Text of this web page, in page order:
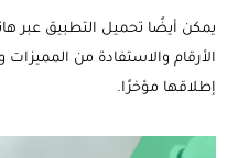
يمكن أيضًا تحميل التطبيق عبر
الأرقام والاستفادة من المميزات
إطلاقها مؤخرًا.